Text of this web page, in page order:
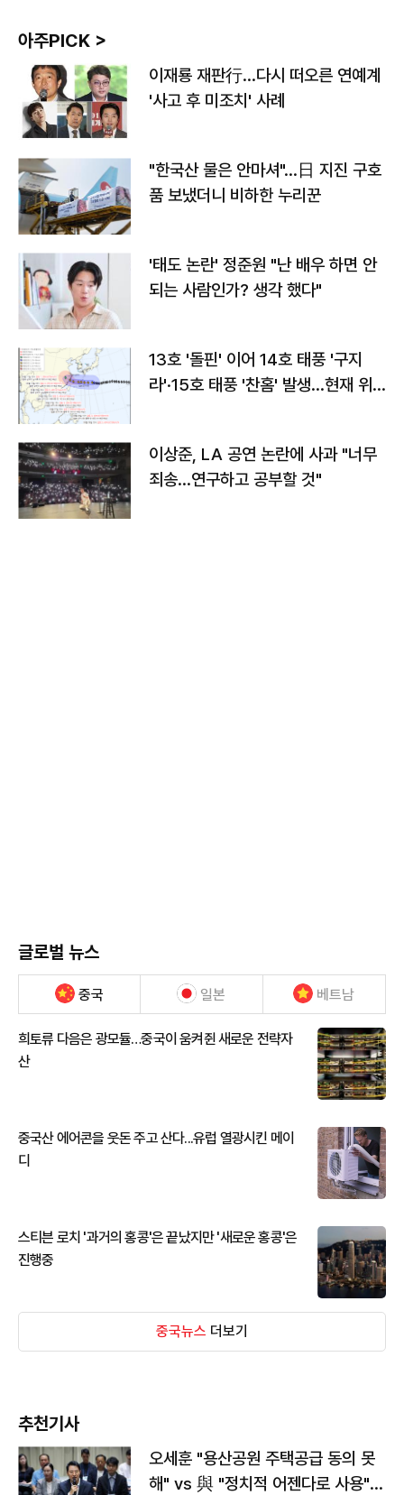
아주PICK >
이재룡 재판行…다시 떠오른 연예계
'사고 후 미조치' 사례
"한국산 물은 안마셔"…日 지진 구호
품 보냈더니 비하한 누리꾼
'태도 논란' 정준원 "난 배우 하면 안
되는 사람인가? 생각 했다"
13호 '돌핀' 이어 14호 태풍 '구지
라'·15호 태풍 '찬홈' 발생…현재 위
이상준, LA 공연 논란에 사과 "너무
죄송…연구하고 공부할 것"
글로벌 뉴스
중국 일본 베트남
희토류 다음은 광모듈…중국이 움켜쥔 새로운 전략자
산
중국산 에어콘을 웃돈 주고 산다...유럽 열광시킨 메이
디
스티븐 로치 '과거의 홍콩'은 끝났지만 '새로운 홍콩'은
진행중
중국뉴스 더보기
추천기사
오세훈 "용산공원 주택공급 동의 못
해" vs 與 "정치적 어젠다로 사용"